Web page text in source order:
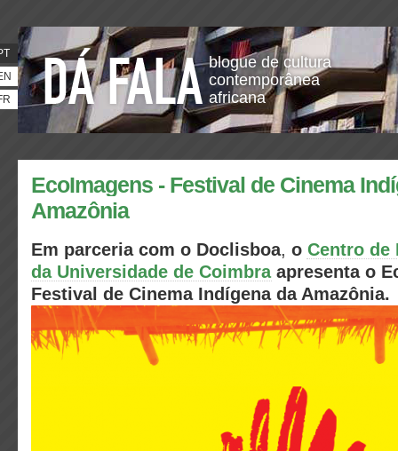
blogue de cultura
contemporânea
africana
EcoImagens - Festival de Cinema
Amazônia
Em parceria com o Doclisboa, o Centro de
da Universidade de Coimbraapresenta o
Festival de Cinema Indígena da Amazônia.